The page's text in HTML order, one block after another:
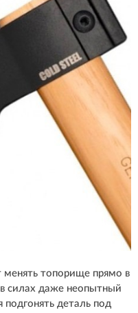
менять топорище прямо в
силах даже неопытный
подгонять деталь под